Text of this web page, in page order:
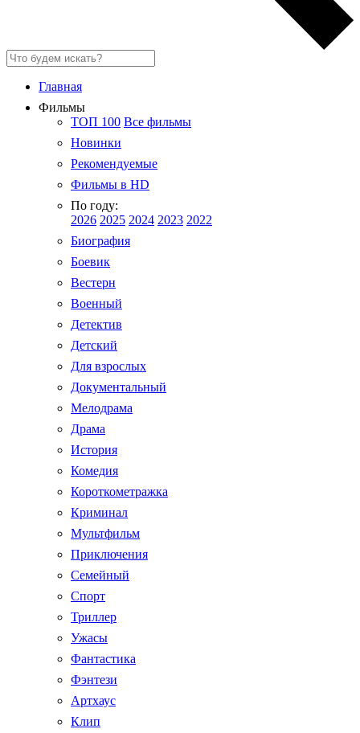
Главная
Фильмы
ТОП 100 Все фильмы
Новинки
Рекомендуемые
Фильмы в HD
По году:
2026 2025 2024 2023 2022
Биография
Боевик
Вестерн
Военный
Детектив
Детский
Для взрослых
Документальный
Мелодрама
Драма
История
Комедия
Короткометражка
Криминал
Мультфильм
Приключения
Семейный
Спорт
Триллер
Ужасы
Фантастика
Фэнтези
Артхаус
Клип